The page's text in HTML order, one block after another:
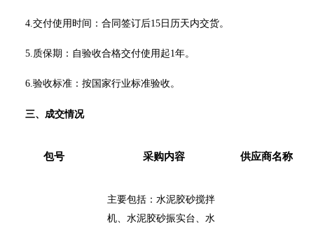
4.交付使用时间：合同签订后15日历天内交货。
5.质保期：自验收合格交付使用起1年。
6.验收标准：按国家行业标准验收。
三、成交情况
包号 采购内容 供应商名称
主要包括：水泥胶砂搅拌
机、水泥胶砂振实台、水